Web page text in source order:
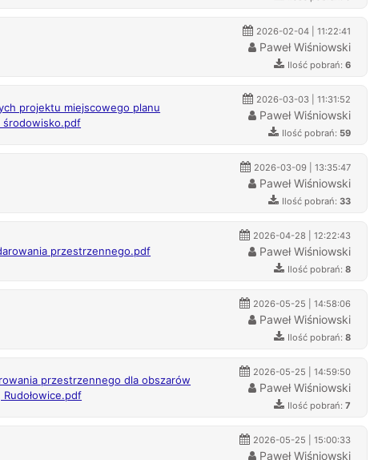
2026-02-04 | 11:22:41
Paweł Wiśniowski
Ilość pobrań: 6
projektu miejscowego planu
środowisko.pdf
2026-03-03 | 11:31:52
Paweł Wiśniowski
Ilość pobrań: 59
2026-03-09 | 13:35:47
Paweł Wiśniowski
Ilość pobrań: 33
przestrzennego.pdf
2026-04-28 | 12:22:43
Paweł Wiśniowski
Ilość pobrań: 8
2026-05-25 | 14:58:06
Paweł Wiśniowski
Ilość pobrań: 8
przestrzennego dla obszarów
2026-05-25 | 14:59:50
Paweł Wiśniowski
Ilość pobrań: 7
2026-05-25 | 15:00:33
Paweł Wiśniowski